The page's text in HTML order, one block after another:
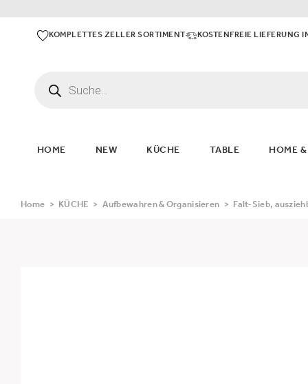
KOMPLETTES ZELLER SORTIMENT KOSTENFREIE LIEFERUNG
HOME NEW KÜCHE TABLE HOME
Home > KÜCHE > Aufbewahren & Organisieren > Falt-Sieb,